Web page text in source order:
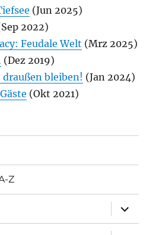
(Jun 2025)
2022)
Feudale Welt (Mrz 2025)
(Dez 2019)
draußen bleiben! (Jan 2024)
(Okt 2021)
Z
öffnen